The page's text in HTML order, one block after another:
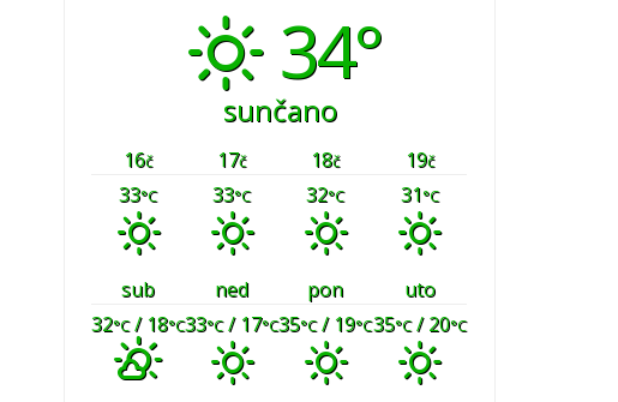
34°
sunčano
16č 17č 18č 19č
33°C 33°C 32°C 31°C
sub ned pon
uto
32°C/ 18°C33°C/ 17°C35°C/ 19°C35°C/ 20°C